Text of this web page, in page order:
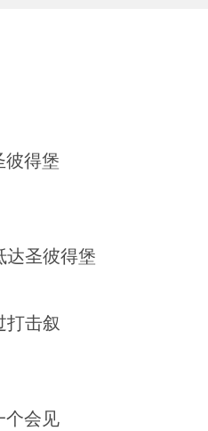
彼得堡
达圣彼得堡
打击叙
个会见